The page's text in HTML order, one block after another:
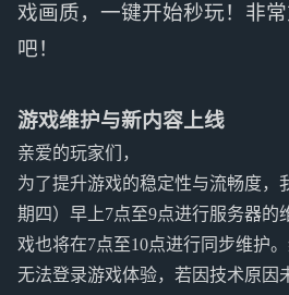
戏画质，一键开始秒玩！非
吧！
游戏维护与新内容上线
亲爱的玩家们，
为了提升游戏的稳定性与流畅度，
期四）早上7点至9点进行服务器的
戏也将在7点至10点进行同步维护
无法登录游戏体验，若因技术原因